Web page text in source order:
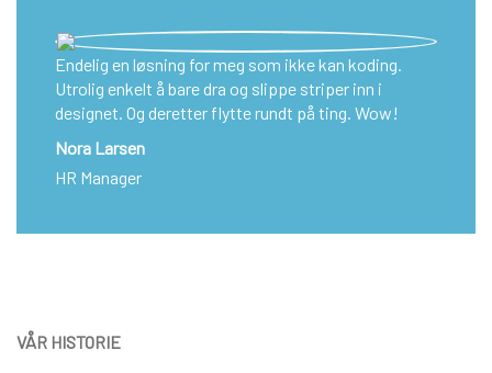
Endelig en løsning for meg som ikke kan koding.
Utrolig enkelt å bare dra og slippe striper inn i
designet. Og deretter flytte rundt på ting. Wow!
Nora Larsen
HR Manager
VÅR HISTORIE